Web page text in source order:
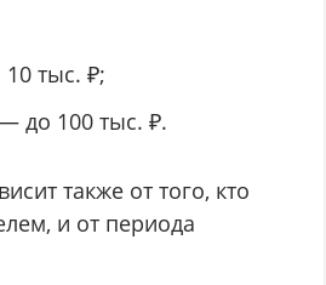
тыс. ₽;
до 100 тыс. ₽.
также от того, кто
и от периода